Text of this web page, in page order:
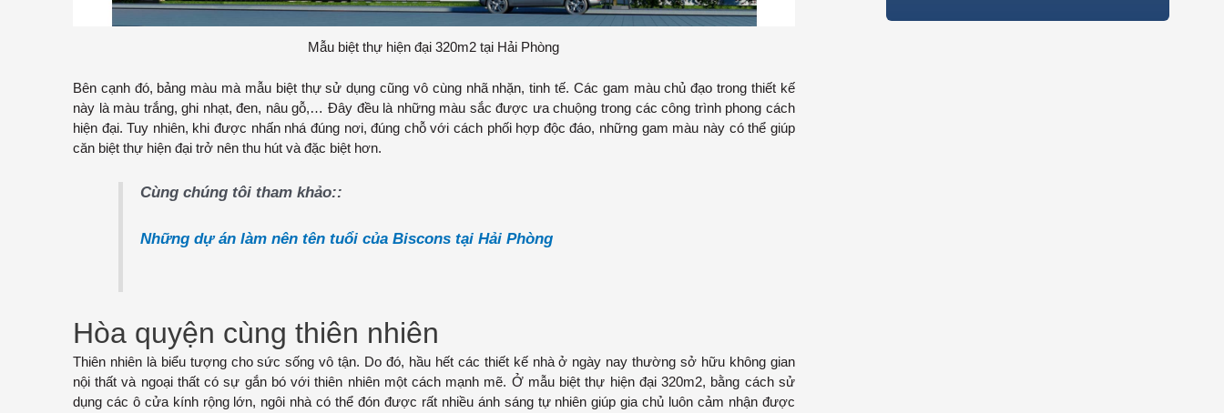
Mẫu biệt thự hiện đại 320m2 tại Hải Phòng
Bên cạnh đó, bảng màu mà mẫu biệt thự sử dụng cũng vô cùng nhã nhặn, tinh tế. Các gam màu chủ đạo trong thiết kế
này là màu trắng, ghi nhạt, đen, nâu gỗ,… Đây đều là những màu sắc được ưa chuộng trong các công trình phong cách
hiện đại. Tuy nhiên, khi được nhấn nhá đúng nơi, đúng chỗ với cách phối hợp độc đáo, những gam màu này có thể giúp
căn biệt thự hiện đại trở nên thu hút và đặc biệt hơn.
Cùng chúng tôi tham khảo::
Những dự án làm nên tên tuổi của Biscons tại Hải Phòng
Hòa quyện cùng thiên nhiên
Thiên nhiên là biểu tượng cho sức sống vô tận. Do đó, hầu hết các thiết kế nhà ở ngày nay thường sở hữu không gian
nội thất và ngoại thất có sự gắn bó với thiên nhiên một cách mạnh mẽ. Ở mẫu biệt thự hiện đại 320m2, bằng cách sử
dụng các ô cửa kính rộng lớn, ngôi nhà có thể đón được rất nhiều ánh sáng tự nhiên giúp gia chủ luôn cảm nhận được